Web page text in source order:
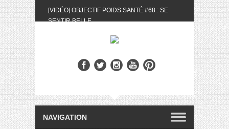
[VIDÉO] OBJECTIF POIDS SANTÉ #68 : SE
SENTIR BELLE
BIOTYFULL BOX DU MOIS DE MAI 2024 FEAT.
[VIDÉO] QUITOQUE #10 : MEAL PREP &
CONVIVIALITÉ
[VIDÉO] UNBOXING : LES MY LITTLE &